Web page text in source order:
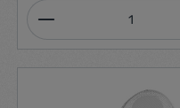
a kívánt